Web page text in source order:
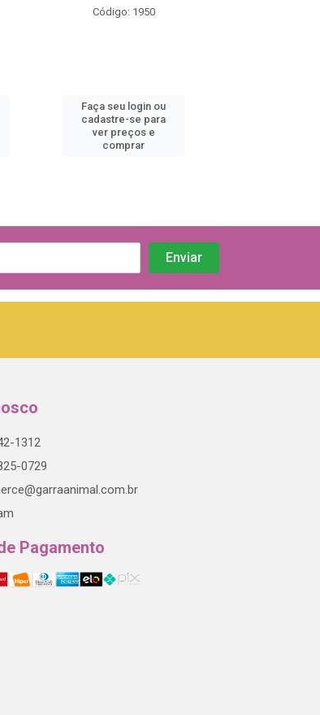
Código: 1950
Faça seu login ou
cadastre-se para
ver preços e
comprar
1312
0729
Pagamento